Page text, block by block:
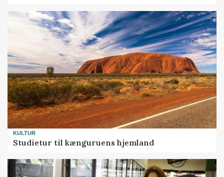
KULTUR
Studietur til kænguruens hjemland